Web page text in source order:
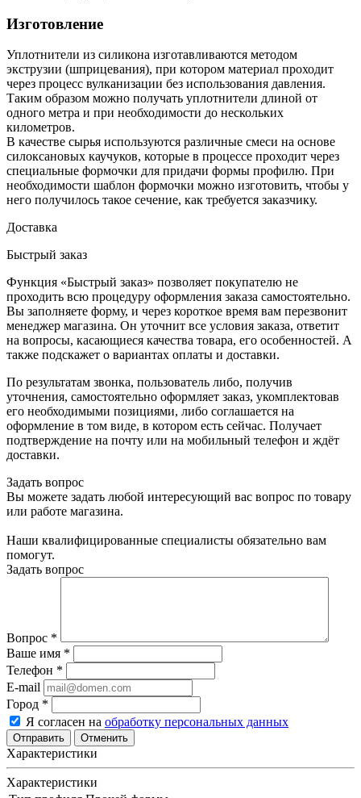
Изготовление
Уплотнители из силикона изготавливаются методом
экструзии (шприцевания), при котором материал проходит
через процесс вулканизации без использования давления.
Таким образом можно получать уплотнители длиной от
одного метра и при необходимости до нескольких
километров.
В качестве сырья используются различные смеси на основе
силоксановых каучуков, которые в процессе проходит через
специальные формочки для придачи формы профилю. При
необходимости шаблон формочки можно изготовить, чтобы у
него получилось такое сечение, как требуется заказчику.
Доставка
Быстрый заказ
Функция «Быстрый заказ» позволяет покупателю не
проходить всю процедуру оформления заказа самостоятельно.
Вы заполняете форму, и через короткое время вам перезвонит
менеджер магазина. Он уточнит все условия заказа, ответит
на вопросы, касающиеся качества товара, его особенностей. А
также подскажет о вариантах оплаты и доставки.
По результатам звонка, пользователь либо, получив
уточнения, самостоятельно оформляет заказ, укомплектовав
его необходимыми позициями, либо соглашается на
оформление в том виде, в котором есть сейчас. Получает
подтверждение на почту или на мобильный телефон и ждёт
доставки.
Задать вопрос
Вы можете задать любой интересующий вас вопрос по товару
или работе магазина.
Наши квалифицированные специалисты обязательно вам
помогут.
Задать вопрос
Вопрос *
Ваше имя *
Телефон *
E-mail
Город *
Я согласен на обработку персональных данных
Отменить
Характеристики
Характеристики